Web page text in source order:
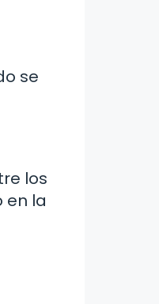
se
los
en la